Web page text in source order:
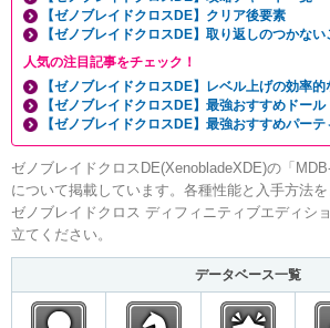
【ゼノブレイドクロスDE】クリア後要素
【ゼノブレイドクロスDE】取り返しのつかない
人気の注目記事をチェック！
【ゼノブレイドクロスDE】レベル上げの効率
【ゼノブレイドクロスDE】最強おすすめドール
【ゼノブレイドクロスDE】最強おすすめパーテ
ゼノブレイドクロスDE(XenobladeXDE)の「
について掲載しています。各種性能と入手方法を
ゼノブレイドクロス ディフィニティブエディシ
立てください。
データベース一覧